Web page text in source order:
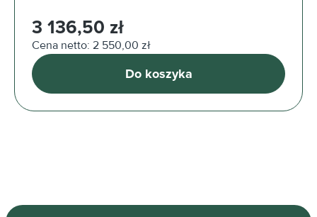
Cena regularna:
3 136,50 zł
Cena netto: 2 550,00 zł
Do koszyka